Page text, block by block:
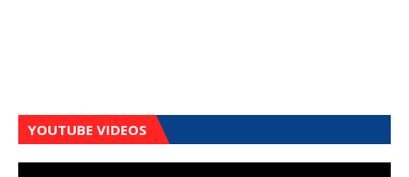
YOUTUBE VIDEOS